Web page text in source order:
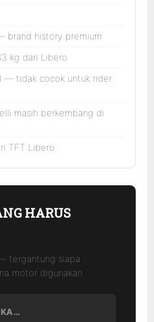
brand history premium
kg dari Libero
— tidak cocok untuk rider
masih berkembang di
TFT Libero
HARUS
tergantung siapa
motor digunakan.